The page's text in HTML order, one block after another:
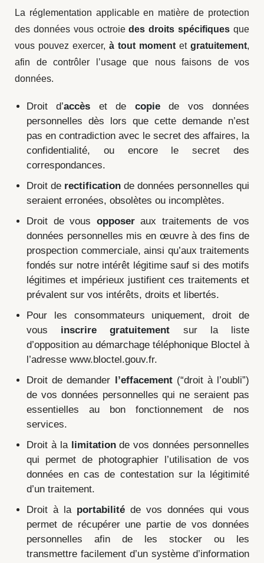
La réglementation applicable en matière de protection
des données vous octroiedes droits spécifiques que
vous pouvez exercer, à tout moment et gratuitement,
afin de contrôler l’usage que nous faisons de vos
données.
Droit d’accès et de copiede vos données
personnelles dès lors que cette demande n’est
pas en contradiction avec le secret des affaires, la
confidentialité, ou encore le secret des
correspondances.
Droit de rectification de données personnelles qui
seraient erronées, obsolètes ou incomplètes.
Droit de vous opposeraux traitements de vos
données personnelles mis en œuvre à des fins de
prospection commerciale, ainsi qu’aux traitements
fondés sur notre intérêt légitime sauf si des motifs
légitimes et impérieux justifient ces traitements et
prévalent sur vos intérêts, droits et libertés.
Pour les consommateurs uniquement, droit de
vous inscrire gratuitement sur la liste
d’opposition au démarchage téléphonique Bloctel à
l’adresse www.bloctel.gouv.fr.
Droit de demander l’effacement(“droit à l’oubli”)
de vos données personnelles qui ne seraient pas
essentielles au bon fonctionnement de nos
services.
Droit à la limitationde vos données personnelles
qui permet de photographier l’utilisation de vos
données en cas de contestation sur la légitimité
d’un traitement.
Droit à la portabilité de vos données qui vous
permet de récupérer une partie de vos données
personnelles afin de les stocker ou les
transmettre facilement d’un système d’information